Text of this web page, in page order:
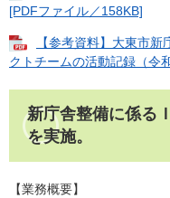
[PDFファイル／158KB]
【参考資料】大東市
クトチームの活動記録（令
新庁舎整備に係る
を実施。
【業務概要】